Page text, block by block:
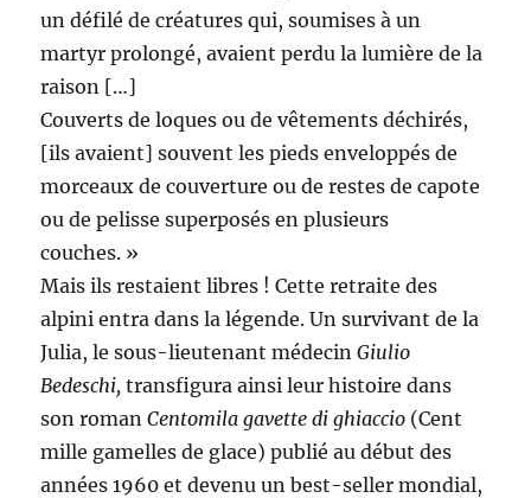
un défilé de créatures qui, soumises à un
martyr prolongé, avaient perdu la lumière de la
raison […]
Couverts de loques ou de vêtements déchirés,
[ils avaient] souvent les pieds enveloppés de
morceaux de couverture ou de restes de capote
ou de pelisse superposés en plusieurs
couches. »
Mais ils restaient libres ! Cette retraite des
alpini entra dans la légende. Un survivant de la
Julia, le sous-lieutenant médecinGiulio
Bedeschi, transfigura ainsi leur histoire dans
son romanCentomila gavette di ghiaccio (Cent
mille gamelles de glace) publié au début des
années 1960 et devenu un best-seller mondial,